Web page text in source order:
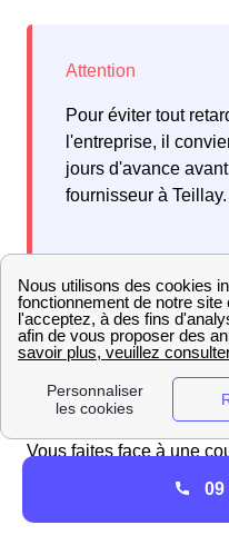
Pour éviter tout
l'entreprise, il
jours d'avance
fournisseur à Teillay.
Faites une comparaison
les villes environnantes.
qui est une ville à
Coupures d'électricité
(ex EDF-GDF) à Teillay
Vous faites face à une
urgence de gaz avec
09